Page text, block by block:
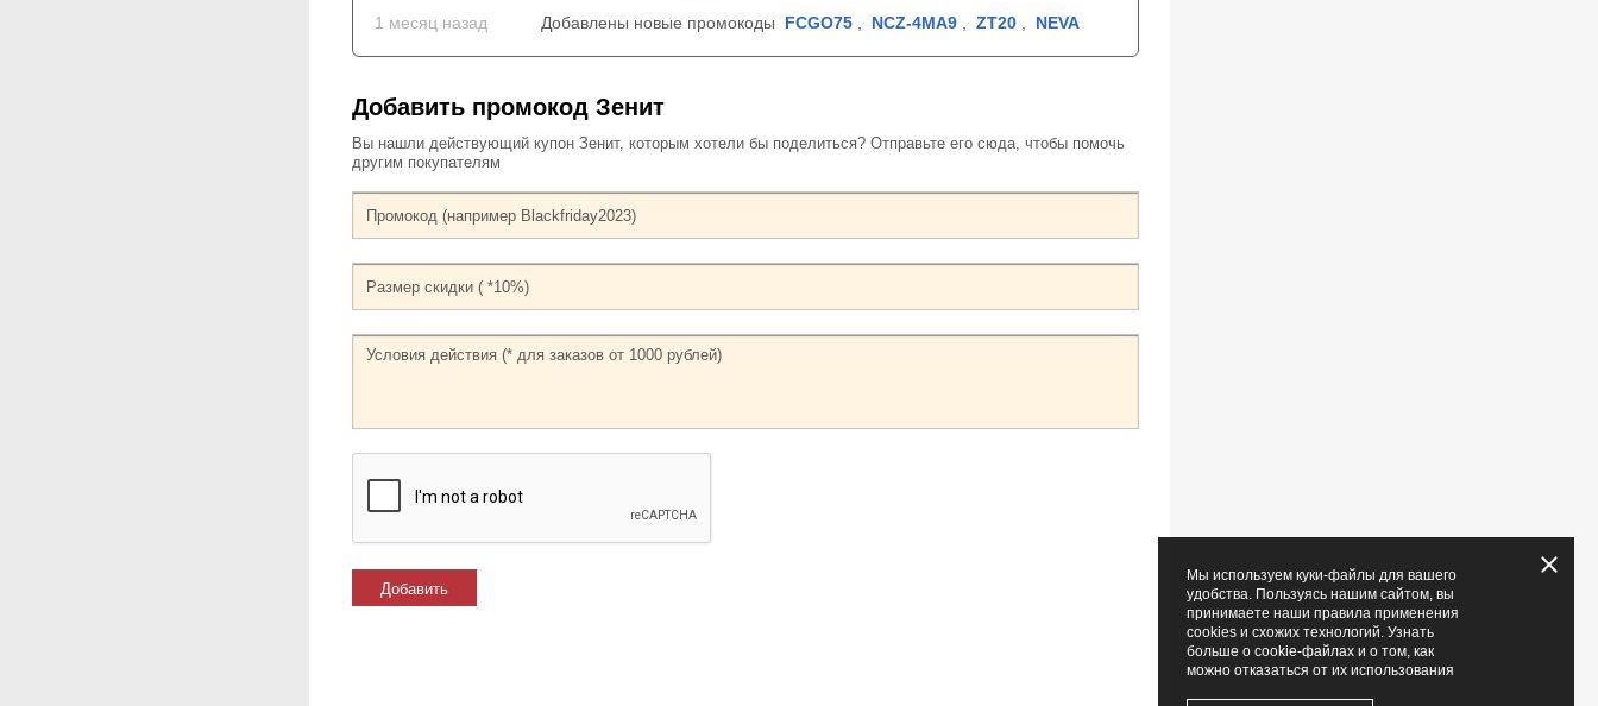
1 месяц назад Добавлены новые промокоды FCGO75 NCZ-4MA9 ZT20 NEVA
Добавить промокод Зенит
Вы нашли действующий купон Зенит, которым хотели бы поделиться? Отправьте его сюда, чтобы помочь
другим покупателям
Добавить
Мы используем куки-файлы для вашего
удобства. Пользуясь нашим сайтом, вы
принимаете наши правила применения
cookies и схожих технологий. Узнать
больше о cookie-файлах и о том, как
можно отказаться от их использования